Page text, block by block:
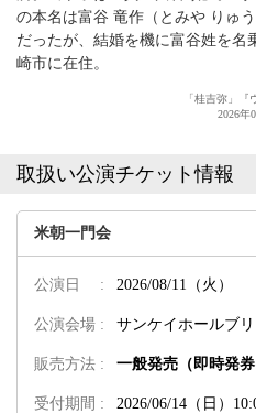
の本名は富谷 竜作（とみや りゅ
だったが、結婚を機に富谷姓を名
崎市に在住。
「桂吉弥」『
2026年
取扱い公演チケット情報
米朝一門会
公演日 : 2026/08/11（火）
公演会場 : サンケイホールブリ
販売方法 : 一般発売（即時発券
受付期間 : 2026/06/14（日）